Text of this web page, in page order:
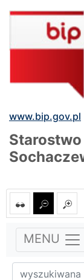
www.bip.gov.pl
MENU